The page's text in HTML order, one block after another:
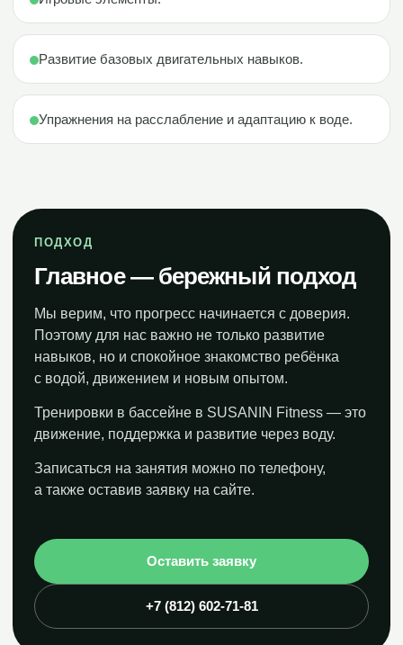
Развитие базовых двигательных навыков.
Упражнения на расслабление и адаптацию к воде.
ПОДХОД
Главное — бережный подход
Мы верим, что прогресс начинается с доверия.
Поэтому для нас важно не только развитие
навыков, но и спокойное знакомство ребёнка
с водой, движением и новым опытом.
Тренировки в бассейне в SUSANIN Fitness — это
движение, поддержка и развитие через воду.
Записаться на занятия можно по телефону,
а также оставив заявку на сайте.
Оставить заявку
+7 (812) 602-71-81